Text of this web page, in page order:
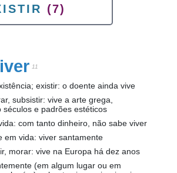
(7)
11
existir: o doente ainda vive
subsistir: vive a arte grega,
séculos e padrões estéticos
com tanto dinheiro, não sabe viver
em vida: viver santamente
morar: vive na Europa há dez anos
(em algum lugar ou em